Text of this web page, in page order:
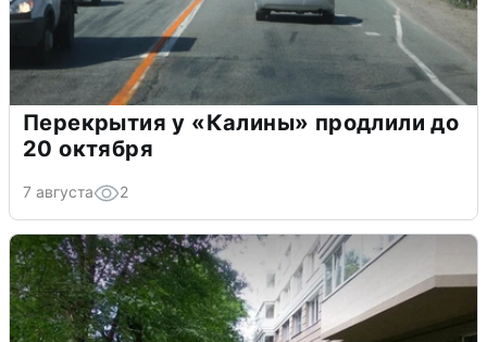
Перекрытия у «Калины» продлили до
20 октября
7 августа 2